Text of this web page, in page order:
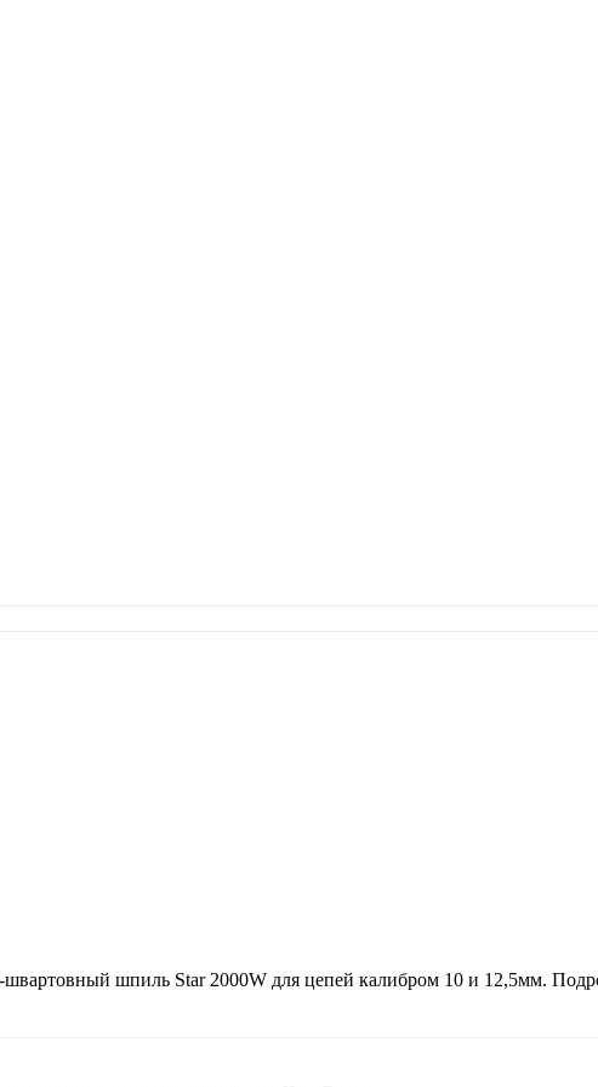
швартовный шпиль Star 2000W для цепей калибром 10 и 12,5мм.